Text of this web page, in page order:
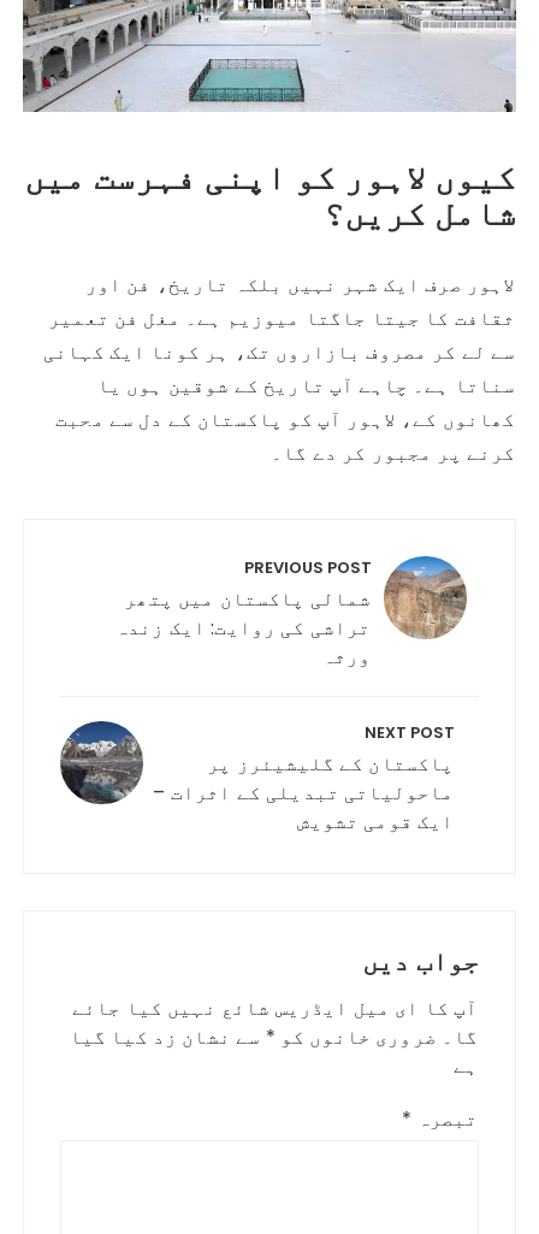
کیوں لاہور کو اپنی فہرست میں
شامل کریں؟
لاہور صرف ایک شہر نہیں بلکہ تاریخ، فن اور
ثقافت کا جیتا جاگتا میوزیم ہے۔ مغل فن تعمیر
سے لے کر مصروف بازاروں تک، ہر کونا ایک کہانی
سناتا ہے۔ چاہے آپ تاریخ کے شوقین ہوں یا
کھانوں کے، لاہور آپ کو پاکستان کے دل سے محبت
کرنے پر مجبور کر دے گا۔
PREVIOUS POST
شمالی پاکستان میں پتھر
تراشی کی روایت: ایک زندہ
ورثہ
NEXT POST
پاکستان کے گلیشیئرز پر
ماحولیاتی تبدیلی کے اثرات –
ایک قومی تشویش
جواب دیں
آپ کا ای میل ایڈریس شائع نہیں کیا جائے
گا۔ ضروری خانوں کو * سے نشان زد کیا گیا
ہے
تبصرہ *